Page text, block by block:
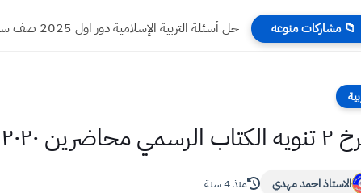
📁 مشاركات منوعه حل أسئلة التربية الإسلامية دور اول 2025 صف سادس ابتدائي
لالقاء المحاضرات
الاستاذ احمد مهدي منذ 4 سنة